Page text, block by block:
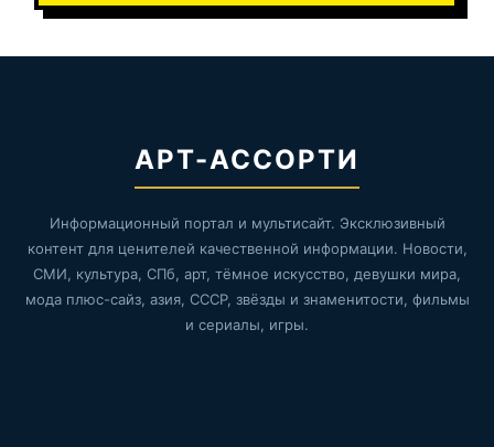
АРТ-АССОРТИ
Информационный портал и мультисайт. Эксклюзивный
контент для ценителей качественной информации. Новости,
СМИ, культура, СПб, арт, тёмное искусство, девушки мира,
мода плюс-сайз, азия, СССР, звёзды и знаменитости, фильмы
и сериалы, игры.